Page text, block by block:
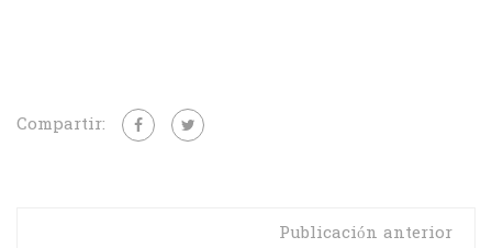
Compartir:
Publicación anterior